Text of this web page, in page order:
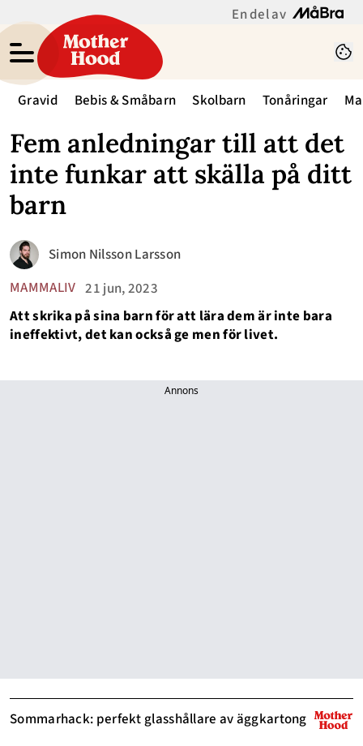
En del av
Gravid Bebis & Småbarn Skolbarn Tonåringar
Fem anledningar till att det
inte funkar att skälla på ditt
barn
MAMMALIV 21 jun, 2023
Simon Nilsson Larsson
Att skrika på sina barn för att lära dem är inte bara
ineffektivt, det kan också ge men för livet.
Annons
Sommarhack: perfekt glasshållare av äggkartong